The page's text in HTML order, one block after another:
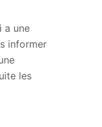
a une
informer
les